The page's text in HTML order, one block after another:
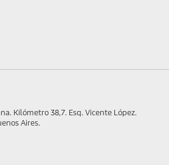
Kilómetro 38,7. Esq. Vicente López.
Aires.